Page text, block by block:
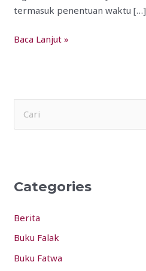
termasuk penentuan waktu […]
Baca Lanjut »
c
f
o
r
Categories
Berita
Buku Falak
Buku Fatwa